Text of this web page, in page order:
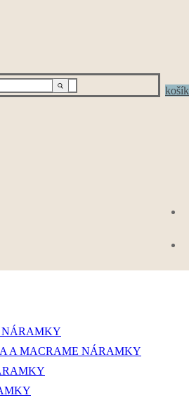
košík
A MACRAME NÁRAMKY